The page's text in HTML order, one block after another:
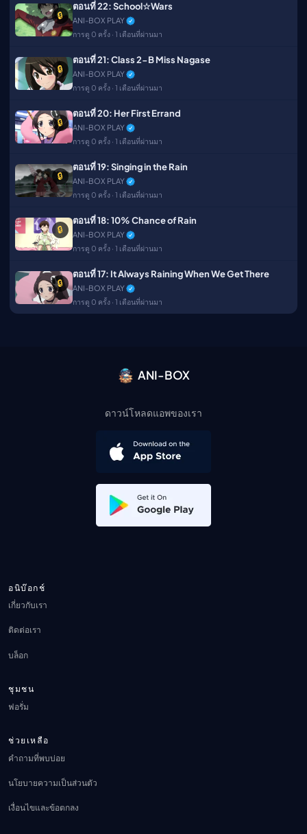
🔒
ตอนที่ 22: School☆Wars
ANI-BOX PLAY
การดู 0 ครั้ง · 1 เดือนที่ผ่านมา
🔒
ตอนที่ 21: Class 2-B Miss Nagase
ANI-BOX PLAY
การดู 0 ครั้ง · 1 เดือนที่ผ่านมา
🔒
ตอนที่ 20: Her First Errand
ANI-BOX PLAY
การดู 0 ครั้ง · 1 เดือนที่ผ่านมา
🔒
ตอนที่ 19: Singing in the Rain
ANI-BOX PLAY
การดู 0 ครั้ง · 1 เดือนที่ผ่านมา
🔒
ตอนที่ 18: 10% Chance of Rain
ANI-BOX PLAY
การดู 0 ครั้ง · 1 เดือนที่ผ่านมา
🔒
ตอนที่ 17: It Always Raining When We Get There
ANI-BOX PLAY
การดู 0 ครั้ง · 1 เดือนที่ผ่านมา
ANI-BOX
ดาวน์โหลดแอพของเรา
อนิบ๊อกช์
เกี่ยวกับเรา
ติดต่อเรา
บล็อก
ชุมชน
ฟอรั่ม
ช่วยเหลือ
คำถามที่พบบ่อย
นโยบายความเป็นส่วนตัว
เงื่อนไขและข้อตกลง